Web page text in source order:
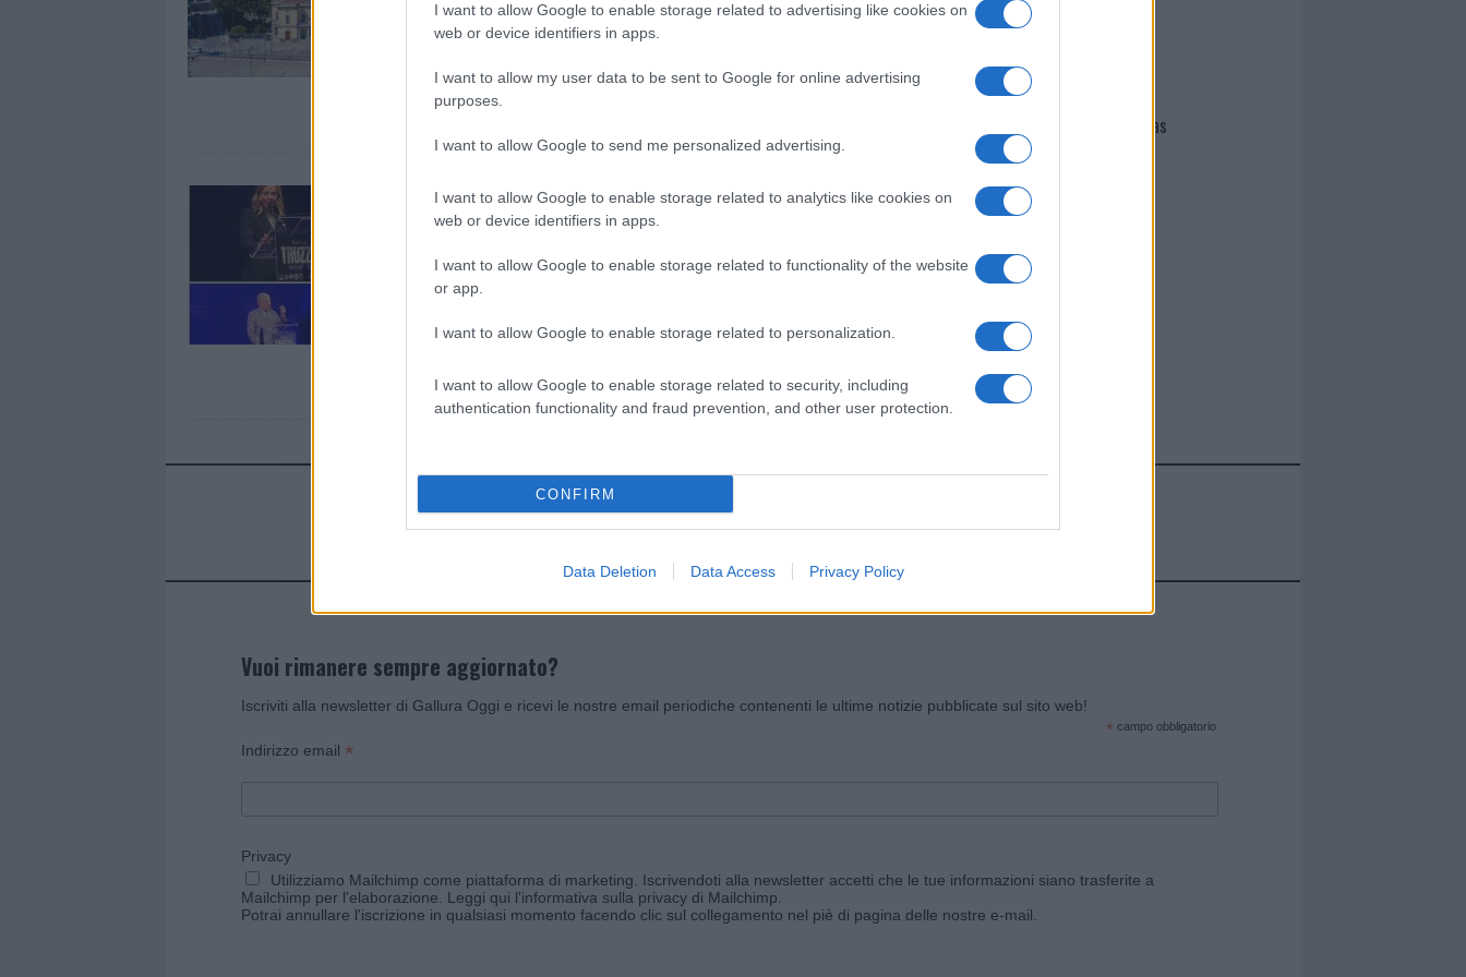
I want to allow Google to enable storage related to advertising like cookies on
web or device identifiers in apps.
I want to allow my user data to be sent to Google for online advertising
purposes.
I want to allow Google to send me personalized advertising.
I want to allow Google to enable storage related to analytics like cookies on
web or device identifiers in apps.
I want to allow Google to enable storage related to functionality of the website
or app.
I want to allow Google to enable storage related to personalization.
I want to allow Google to enable storage related to security, including
authentication functionality and fraud prevention, and other user protection.
CONFIRM
Data Deletion Data Access Privacy Policy
L’affluenza a Olbia per le elezioni regionali. A Olbia
numero degli elettori che si sono recati alle urne
CRONACA,POLITICA 21 FEBBRAIO 2024
Giorgia Meloni, Tajani e Salvini a Cagliari
per lanciare lo sprint di Paolo Truzzu
sprint finale alla candidatura di Paolo Truzzu.
Maurizio Lupi, Lorenzo Cesa e Gianfranco Rotondi…
I nostri cari
Giovannimaria Cabras
Invia un Comunicato Stampa|Pubblicità|Segnala
Vuoi rimanere sempre aggiornato?
Iscriviti alla newsletter di Gallura Oggi e ricevi le nostre email periodiche contenenti le ultime notizie pubblicate sul sito web!
* campo obbligatorio
Indirizzo email *
Privacy
Utilizziamo Mailchimp come piattaforma di marketing. Iscrivendoti alla newsletter accetti che le tue informazioni siano trasferite a
Mailchimp per l'elaborazione. Leggi qui l'informativa sulla privacy di Mailchimp.
Potrai annullare l'iscrizione in qualsiasi momento facendo clic sul collegamento nel piè di pagina delle nostre e-mail.